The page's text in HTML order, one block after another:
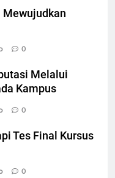
Mewujudkan
0
Melalui
Kampus
0
Tes Final Kursus
0